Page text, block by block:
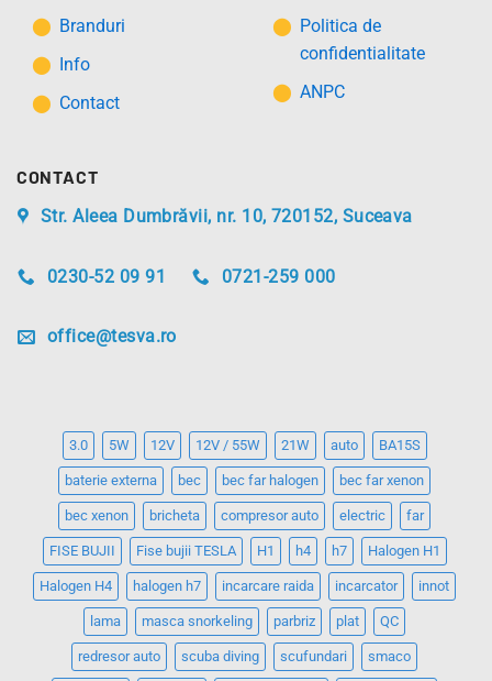
Branduri
Info
Contact
Politica de
confidentialitate
ANPC
CONTACT
Str. Aleea Dumbrăvii, nr. 10, 720152, Suceava
0230-52 09 91 0721-259 000
office@tesva.ro
3.0 5W 12V 12V / 55W 21W auto BA15S
baterie externa bec bec far halogen bec far xenon
bec xenon bricheta compresor auto electric far
FISE BUJII Fise bujii TESLA H1 h4 h7 Halogen H1
Halogen H4 halogen h7 incarcare raida incarcator innot
lama masca snorkeling parbriz plat QC
redresor auto scuba diving scufundari smaco